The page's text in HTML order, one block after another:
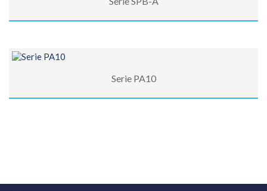
Serie PA10